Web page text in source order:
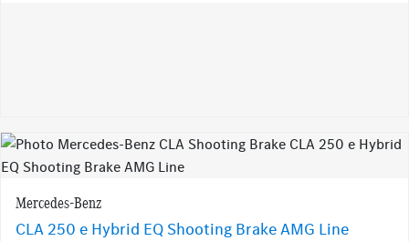
Mercedes-Benz
CLA 250 e Hybrid EQ Shooting Brake AMG Line